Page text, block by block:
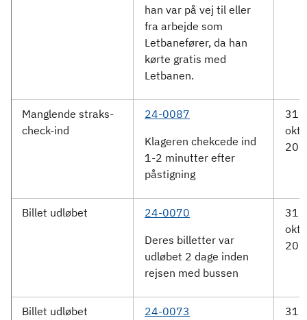
han var på vej til eller
fra arbejde som
Letbanefører, da han
kørte gratis med
Letbanen.
Manglende straks-
check-ind
24-0087
Klageren chekcede ind
1-2 minutter efter
påstigning
31.
Billet udløbet
24-0070
Deres billetter var
udløbet 2 dage inden
rejsen med bussen
31.
Billet udløbet
24-0073
31.